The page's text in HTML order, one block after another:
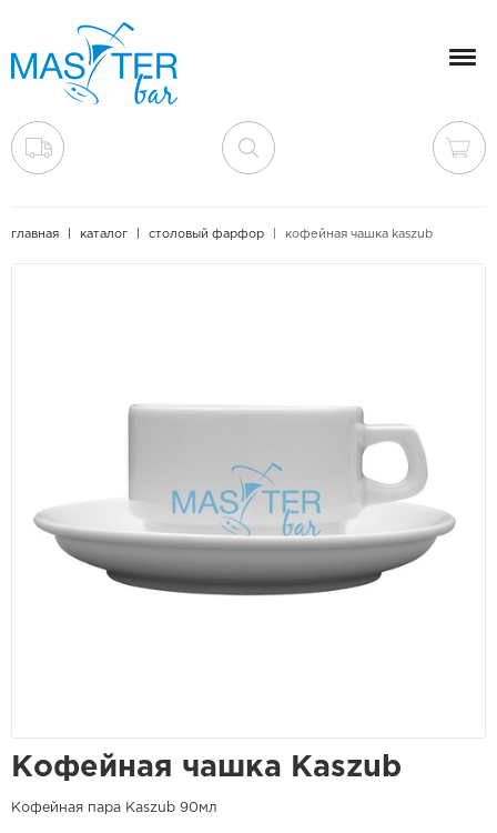
главная каталог столовый фарфор кофейная чашка kaszub
Кофейная чашка Kaszub
Кофейная пара Kaszub 90мл